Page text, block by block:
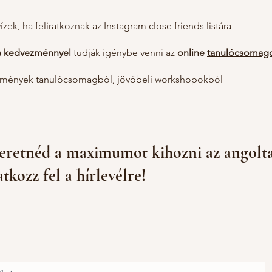
ha feliratkoznak az Instagram close friends listára
kedvezménnyel tudják igénybe venni az online
tanulócsomagból, jövőbeli workshopokból
a maximumot kihozni az
fel a hírlevélre!